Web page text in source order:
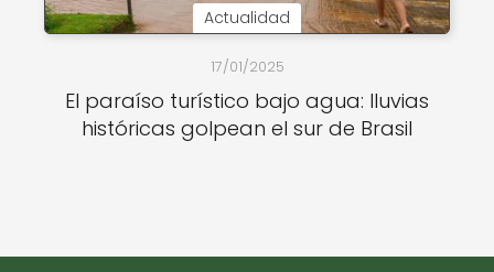
Actualidad
17/01/2025
El paraíso turístico bajo agua: lluvias
históricas golpean el sur de Brasil